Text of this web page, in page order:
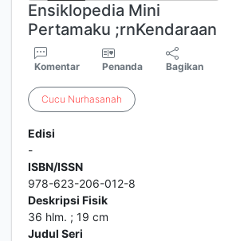
Ensiklopedia Mini
Pertamaku ;rnKendaraan
Komentar Penanda Bagikan
Cucu Nurhasanah
Edisi
-
ISBN/ISSN
978-623-206-012-8
Deskripsi Fisik
36 hlm. ; 19 cm
Judul Seri